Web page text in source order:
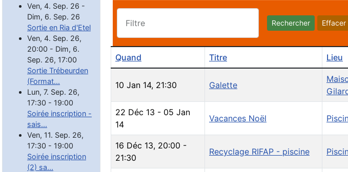
Ven, 4. Sep. 26 -
Dim, 6. Sep. 26
Sortie en Ria d'Etel
Ven, 4. Sep. 26,
20:00 - Dim, 6.
Sep. 26, 17:00
Sortie Trébeurden
(Format...
Lun, 7. Sep. 26,
17:30 - 19:00
Soirée inscription -
sais...
Ven, 11. Sep. 26,
17:30 - 19:00
Soirée inscription
(2) sa...
Filtre Rechercher Effacer
Quand Titre Lieu
10 Jan 14, 21:30 Galette
22 Déc 13 - 05 Jan
14
Vacances Noël
16 Déc 13, 20:00 -
21:30
Recyclage RIFAP - piscine